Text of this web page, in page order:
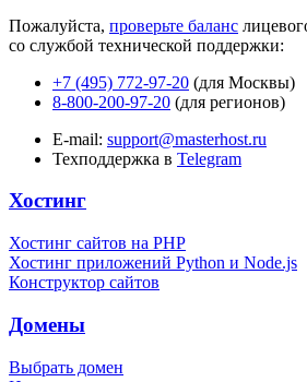
Пожалуйста, проверьте баланс
со службой технической поддержки:
+7 (495) 772-97-20 (для Москвы)
8-800-200-97-20 (для регионов)
E-mail: support@masterhost.ru
Техподдержка в Telegram
Хостинг
Хостинг сайтов на PHP
Хостинг приложений Python и Node.js
Конструктор сайтов
Домены
Выбрать домен